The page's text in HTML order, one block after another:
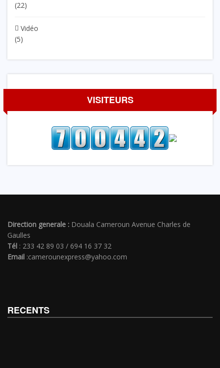
(22)
Vidéo
(5)
VISITEURS
Direction generale : Douala Cameroun Avenue Charles de
Gaulles
Tél : 233 42 89 03 / 694 16 37 32
Email :camerounexpress@yahoo.com
RECENTS